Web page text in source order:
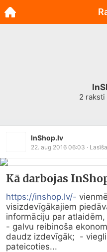
2 raksti
InShop.lv
22. aug 2016 06:03 ·
Kā darbojas
https://inshop.lv/-
visizdevīgākajiem
informāciju par
- galvu reibinoša
daudz izdevīgāk;  -
pateicoties...